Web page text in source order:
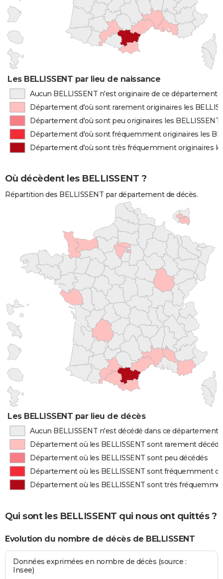
Les BELLISSENT par lieu de naissance
Aucun BELLISSENT n'est originaire de ce département
Département d'où sont rarement originaires les
Département d'où sont peu originaires les BELLISSENT
Département d'où sont fréquemment originaires les
Département d'où sont très fréquemment originaires
Où décèdent les BELLISSENT ?
Répartition des BELLISSENT par département de décès.
Les BELLISSENT par lieu de décès
Aucun BELLISSENT n'est décédé dans ce département
Département où les BELLISSENT sont rarement
Département où les BELLISSENT sont peu décédés
Département où les BELLISSENT sont fréquemment
Département où les BELLISSENT sont très
Qui sont les BELLISSENT qui nous ont quittés ?
Evolution du nombre de décès de BELLISSENT
Données exprimées en nombre de décès (source :
Insee)